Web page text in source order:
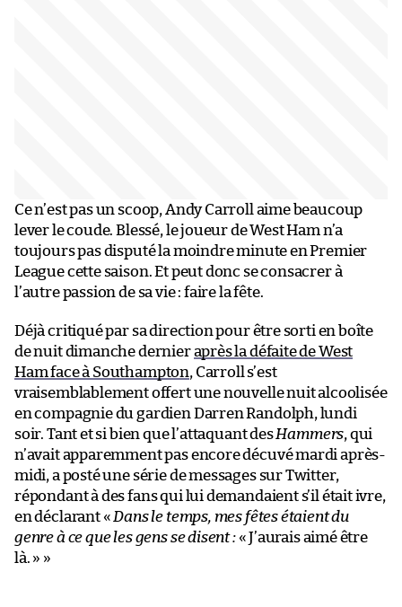
Ce n’est pas un scoop, Andy Carroll aime beaucoup
lever le coude. Blessé, le joueur de West Ham n’a
toujours pas disputé la moindre minute en Premier
League cette saison. Et peut donc se consacrer à
l’autre passion de sa vie : faire la fête.
Déjà critiqué par sa direction pour être sorti en boîte
de nuit dimanche dernieraprès la défaite de West
Ham face à Southampton, Carroll s’est
vraisemblablement offert une nouvelle nuit alcoolisée
en compagnie du gardien Darren Randolph, lundi
soir. Tant et si bien que l’attaquant desHammers, qui
n’avait apparemment pas encore décuvé mardi après-
midi, a posté une série de messages sur Twitter,
répondant à des fans qui lui demandaient s’il était ivre,
en déclarant « Dans le temps, mes fêtes étaient du
genre à ce que les gens se disent :« J’aurais aimé être
là. » »